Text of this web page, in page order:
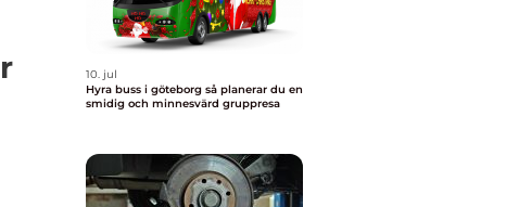
10. jul
Hyra buss i göteborg så planerar du en
smidig och minnesvärd gruppresa